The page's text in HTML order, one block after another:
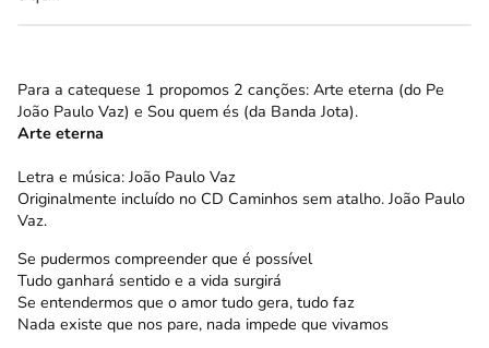
Para a catequese 1 propomos 2 canções: Arte eterna (do Pe
João Paulo Vaz) e Sou quem és (da Banda Jota).
Arte eterna
Letra e música: João Paulo Vaz
Originalmente incluído no CD Caminhos sem atalho. João Paulo
Vaz.
Se pudermos compreender que é possível
Tudo ganhará sentido e a vida surgirá
Se entendermos que o amor tudo gera, tudo faz
Nada existe que nos pare, nada impede que vivamos